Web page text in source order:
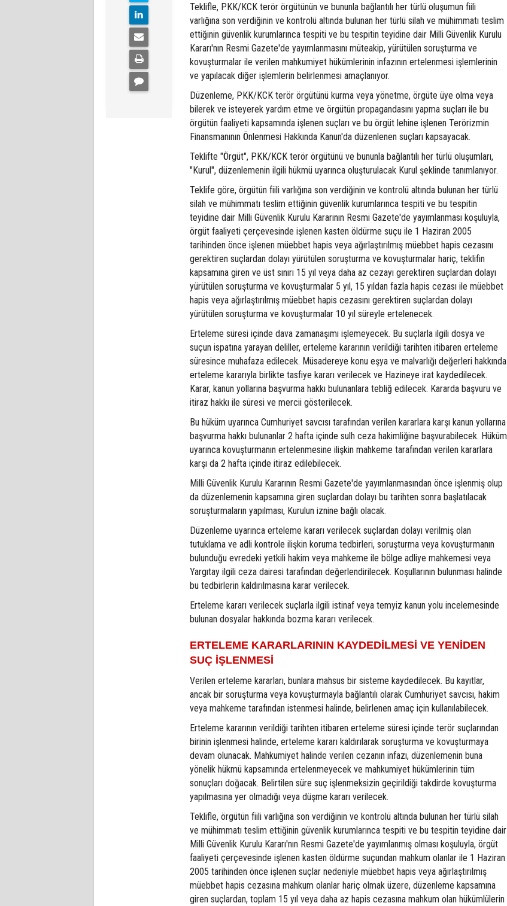
Teklifle, PKK/KCK terör örgütünün ve bununla bağlantılı her türlü oluşumun fiili
varlığına son verdiğinin ve kontrolü altında bulunan her türlü silah ve mühimmatı teslim
ettiğinin güvenlik kurumlarınca tespiti ve bu tespitin teyidine dair Milli Güvenlik Kurulu
Kararı'nın Resmi Gazete'de yayımlanmasını müteakip, yürütülen soruşturma ve
kovuşturmalar ile verilen mahkumiyet hükümlerinin infazının ertelenmesi işlemlerinin
ve yapılacak diğer işlemlerin belirlenmesi amaçlanıyor.
Düzenleme, PKK/KCK terör örgütünü kurma veya yönetme, örgüte üye olma veya
bilerek ve isteyerek yardım etme ve örgütün propagandasını yapma suçları ile bu
örgütün faaliyeti kapsamında işlenen suçları ve bu örgüt lehine işlenen Terörizmin
Finansmanının Önlenmesi Hakkında Kanun'da düzenlenen suçları kapsayacak.
Teklifte "Örgüt", PKK/KCK terör örgütünü ve bununla bağlantılı her türlü oluşumları,
"Kurul", düzenlemenin ilgili hükmü uyarınca oluşturulacak Kurul şeklinde tanımlanıyor.
Teklife göre, örgütün fiili varlığına son verdiğinin ve kontrolü altında bulunan her türlü
silah ve mühimmatı teslim ettiğinin güvenlik kurumlarınca tespiti ve bu tespitin
teyidine dair Milli Güvenlik Kurulu Kararının Resmi Gazete'de yayımlanması koşuluyla,
örgüt faaliyeti çerçevesinde işlenen kasten öldürme suçu ile 1 Haziran 2005
tarihinden önce işlenen müebbet hapis veya ağırlaştırılmış müebbet hapis cezasını
gerektiren suçlardan dolayı yürütülen soruşturma ve kovuşturmalar hariç, teklifin
kapsamına giren ve üst sınırı 15 yıl veya daha az cezayı gerektiren suçlardan dolayı
yürütülen soruşturma ve kovuşturmalar 5 yıl, 15 yıldan fazla hapis cezası ile müebbet
hapis veya ağırlaştırılmış müebbet hapis cezasını gerektiren suçlardan dolayı
yürütülen soruşturma ve kovuşturmalar 10 yıl süreyle ertelenecek.
Erteleme süresi içinde dava zamanaşımı işlemeyecek. Bu suçlarla ilgili dosya ve
suçun ispatına yarayan deliller, erteleme kararının verildiği tarihten itibaren erteleme
süresince muhafaza edilecek. Müsadereye konu eşya ve malvarlığı değerleri hakkında
erteleme kararıyla birlikte tasfiye kararı verilecek ve Hazineye irat kaydedilecek.
Karar, kanun yollarına başvurma hakkı bulunanlara tebliğ edilecek. Kararda başvuru ve
itiraz hakkı ile süresi ve mercii gösterilecek.
Bu hüküm uyarınca Cumhuriyet savcısı tarafından verilen kararlara karşı kanun yollarına
başvurma hakkı bulunanlar 2 hafta içinde sulh ceza hakimliğine başvurabilecek. Hüküm
uyarınca kovuşturmanın ertelenmesine ilişkin mahkeme tarafından verilen kararlara
karşı da 2 hafta içinde itiraz edilebilecek.
Milli Güvenlik Kurulu Kararının Resmi Gazete'de yayımlanmasından önce işlenmiş olup
da düzenlemenin kapsamına giren suçlardan dolayı bu tarihten sonra başlatılacak
soruşturmaların yapılması, Kurulun iznine bağlı olacak.
Düzenleme uyarınca erteleme kararı verilecek suçlardan dolayı verilmiş olan
tutuklama ve adli kontrole ilişkin koruma tedbirleri, soruşturma veya kovuşturmanın
bulunduğu evredeki yetkili hakim veya mahkeme ile bölge adliye mahkemesi veya
Yargıtay ilgili ceza dairesi tarafından değerlendirilecek. Koşullarının bulunması halinde
bu tedbirlerin kaldırılmasına karar verilecek.
Erteleme kararı verilecek suçlarla ilgili istinaf veya temyiz kanun yolu incelemesinde
bulunan dosyalar hakkında bozma kararı verilecek.
ERTELEME KARARLARININ KAYDEDİLMESİ VE YENİDEN
SUÇ İŞLENMESİ
Verilen erteleme kararları, bunlara mahsus bir sisteme kaydedilecek. Bu kayıtlar,
ancak bir soruşturma veya kovuşturmayla bağlantılı olarak Cumhuriyet savcısı, hakim
veya mahkeme tarafından istenmesi halinde, belirlenen amaç için kullanılabilecek.
Erteleme kararının verildiği tarihten itibaren erteleme süresi içinde terör suçlarından
birinin işlenmesi halinde, erteleme kararı kaldırılarak soruşturma ve kovuşturmaya
devam olunacak. Mahkumiyet halinde verilen cezanın infazı, düzenlemenin buna
yönelik hükmü kapsamında ertelenmeyecek ve mahkumiyet hükümlerinin tüm
sonuçları doğacak. Belirtilen süre suç işlenmeksizin geçirildiği takdirde kovuşturma
yapılmasına yer olmadığı veya düşme kararı verilecek.
Teklifle, örgütün fiili varlığına son verdiğinin ve kontrolü altında bulunan her türlü silah
ve mühimmatı teslim ettiğinin güvenlik kurumlarınca tespiti ve bu tespitin teyidine dair
Milli Güvenlik Kurulu Kararı'nın Resmi Gazete'de yayımlanmış olması koşuluyla, örgüt
faaliyeti çerçevesinde işlenen kasten öldürme suçundan mahkum olanlar ile 1 Haziran
2005 tarihinden önce işlenen suçlar nedeniyle müebbet hapis veya ağırlaştırılmış
müebbet hapis cezasına mahkum olanlar hariç olmak üzere, düzenleme kapsamına
giren suçlardan, toplam 15 yıl veya daha az hapis cezasına mahkum olan hükümlülerin